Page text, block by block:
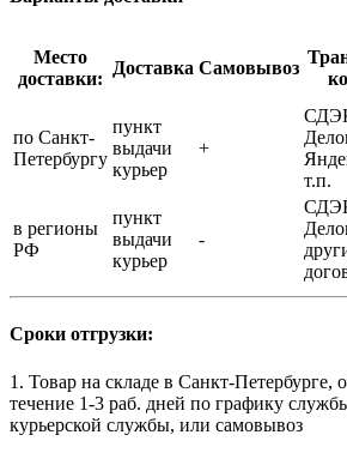
Место
доставки:
Доставка Самовывоз
по Санкт-
Петербургу
пункт
выдачи
курьер
+
т.п.
в регионы
РФ
пункт
выдачи
курьер
-
Сроки отгрузки:
1. Товар на складе в Санкт-Петербурге,
течение 1-3 раб. дней по графику
курьерской службы, или самовывоз